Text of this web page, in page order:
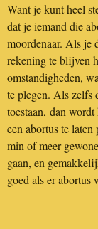
Want je kunt heel
dat je iemand die
moordenaar. Als je
rekening te blijven
omstandigheden,
te plegen. Als zelfs
toestaan, dan
een abortus te
min of meer
gaan, en
goed als er abortus